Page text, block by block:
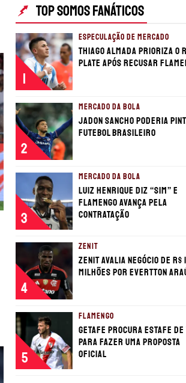
TOP SOMOS FANÁTICOS
1
ESPECULAÇÃO DE MERCADO
Thiago Almada prioriza o
Plate após recusar
2
MERCADO DA BOLA
Jadon Sancho poderia
futebol brasileiro
3
MERCADO DA BOLA
Luiz Henrique diz “sim” e
Flamengo avança pela
contratação
4
ZENIT
Zenit avalia negócio de R$
milhões por Evertton
5
FLAMENGO
Getafe procura estafe de
para fazer uma proposta
oficial